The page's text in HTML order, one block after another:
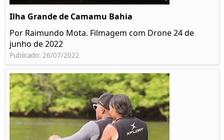
Ilha Grande de Camamu Bahia
Por Raimundo Mota. Filmagem com Drone 24 de
junho de 2022
Publicado: 26/07/2022